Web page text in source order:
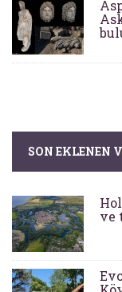
SON EKLENEN
ve